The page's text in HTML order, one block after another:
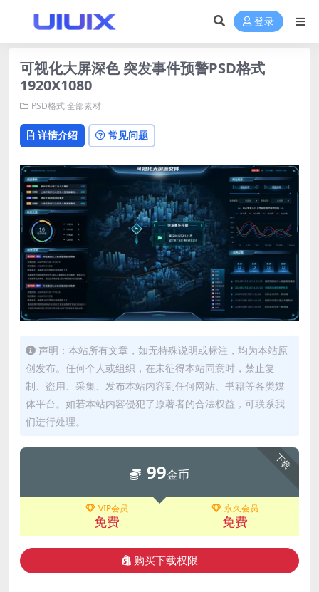
登录
可视化大屏深色 突发事件预警PSD格式
1920X1080
PSD格式全部素材
详情介绍 常见问题
声明：本站所有文章，如无特殊说明或标注，均为本站原
创发布。任何个人或组织，在未征得本站同意时，禁止复
制、盗用、采集、发布本站内容到任何网站、书籍等各类媒
体平台。如若本站内容侵犯了原著者的合法权益，可联系我
们进行处理。
下载
99金币
VIP会员
免费
永久会员
免费
购买下载权限